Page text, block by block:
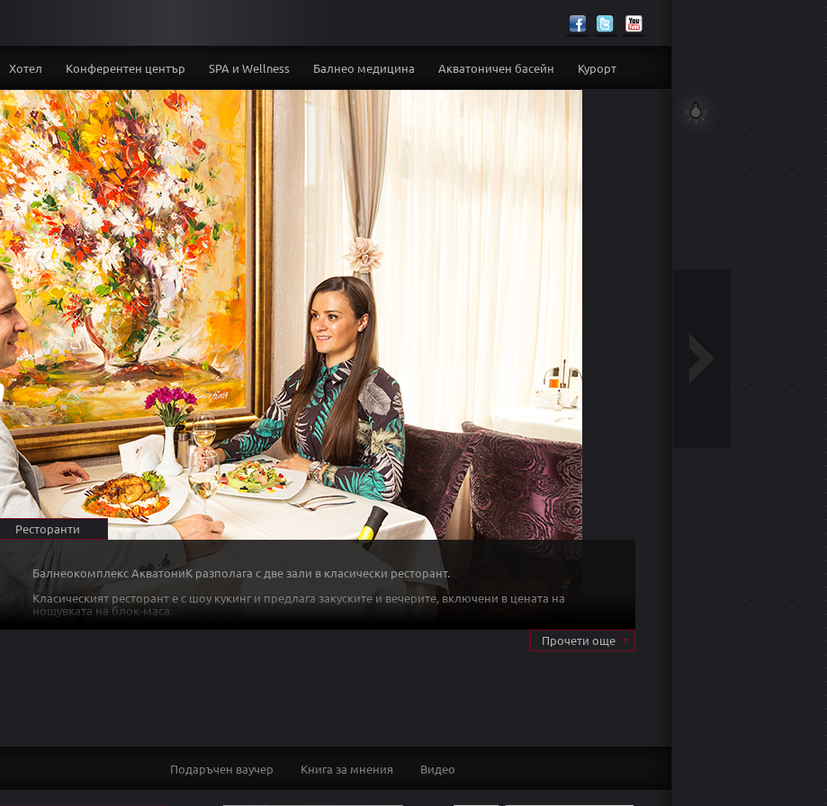
Хотел Конферентен център SPA и Wellness Балнео медицина Акватоничен басейн Курорт
Ресторанти
Балнеокомплекс АкватониК разполага с две зали в класически ресторант.
Класическият ресторант е с шоу кукинг и предлага закуските и вечерите, включени в цената на
нощувката на блок-маса.
Ресторантската зала ”A la carte” предлага кулинарни изкушения, като ястията изненадват сПрочети още
Подаръчен ваучер Книга за мнения Видео